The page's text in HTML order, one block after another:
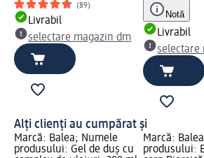
(89)
Livrabil
selectare magazin dm
Notă
Livrabil
selectare
Alți clienți au cumpărat și
Marcă: Balea; Numele
produsului: Gel de duș cu
Marcă:
produsului: